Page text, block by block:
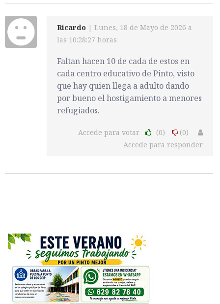
Ricardo | Lunes, 18 de Mayo de 2026 a
las 10:28:27 horas
Faltan hacen 10 de cada de estos en
cada centro educativo de Pinto, visto
que hay quien llega a adulto dando
por bueno el hostigamiento a menores
refugiados.
Accede para votar (0)
(0)
Accede para responder